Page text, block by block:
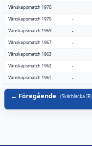
Vänskapsmatch 1970
-
Vänskapsmatch 1970
-
Vänskapsmatch 1969
-
Vänskapsmatch 1967
-
Vänskapsmatch 1963
-
Vänskapsmatch 1962
-
Vänskapsmatch 1961
-
Föregående (Skärblacka IF)